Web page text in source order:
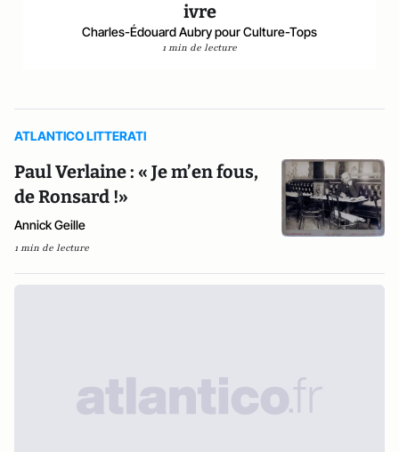
ivre
Charles-Édouard Aubry pour Culture-Tops
1 min de lecture
ATLANTICO LITTERATI
Paul Verlaine : « Je m’en fous,
de Ronsard !»
Annick Geille
1 min de lecture